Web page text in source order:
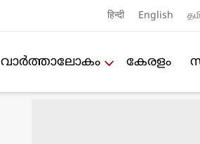
हिन्दी English
വാര്‍ത്താലോകം കേരളം